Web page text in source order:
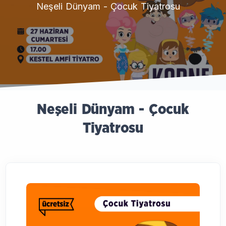
Neşeli Dünyam - Çocuk Tiyatrosu
Neşeli Dünyam - Çocuk
Tiyatrosu